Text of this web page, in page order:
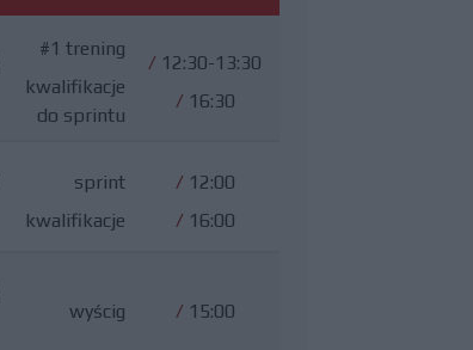
#1 trening
kwalifikacje
do sprintu
/ 12:30-13:30
/ 16:30
sprint
kwalifikacje
/ 12:00
/ 16:00
wyścig / 15:00